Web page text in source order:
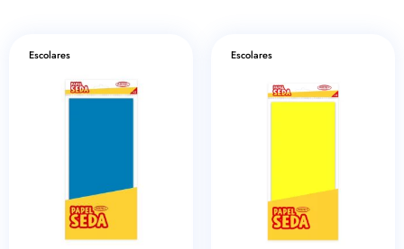
Escolares Escolares